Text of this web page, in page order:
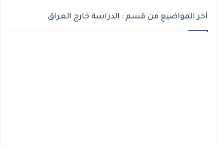
أخر المواضيع من قسم : الدراسة خارج العراق